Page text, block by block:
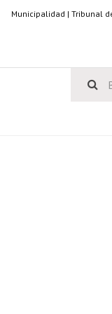
Municipalidad | Tribunal